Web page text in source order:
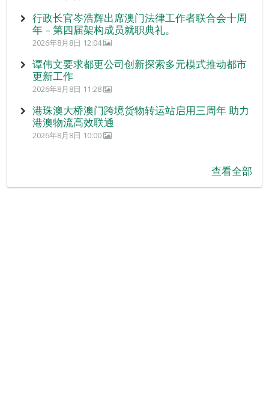
行政长官岑浩辉出席澳门法律工作者联合会十周
年 – 第四届架构成员就职典礼。
2026年8月8日 12:04
谭伟文要求都更公司创新探索多元模式推动都市
更新工作
2026年8月8日 11:28
港珠澳大桥澳门跨境货物转运站启用三周年 助力
港澳物流高效联通
2026年8月8日 10:00
查看全部